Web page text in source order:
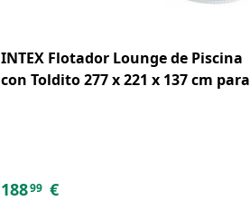
INTEX Flotador Lounge de Piscina
con Toldito 277 x 221 x 137 cm para
18899 €